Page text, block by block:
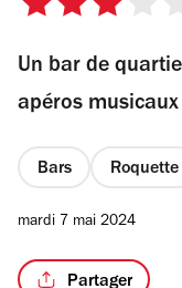
3
5
étoiles
Un bar de
apéros musicaux
Bars Roquette
mardi 7 mai 2024
Partager